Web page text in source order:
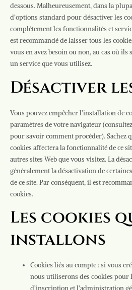
dessous. Malheureusement, dans la
d’options standard pour désactiver les
complètement les fonctionnalités et
est recommandé de laisser tous les
vous en avez besoin ou non, au cas où
un service que vous utilisez.
Désactiver
Vous pouvez empêcher l’installation de
paramètres de votre navigateur
pour savoir comment procéder). Sachez
cookies affectera la fonctionnalité de ce
autres sites Web que vous visitez. La
généralement la désactivation de
de ce site. Par conséquent, il est
cookies.
Les cookies
installons
Cookies liés au compte : si vous
nous utiliserons des cookies pour
d’inscription et l’administration